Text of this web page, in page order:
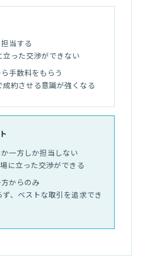
当する
った交渉ができない
手数料をもらう
約させる意識が強くなる
一方しか担当しない
に立った交渉ができる
からのみ
、ベストな取引を追求でき